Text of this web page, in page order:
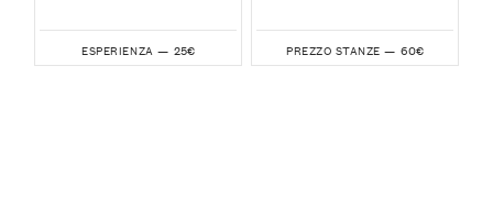
ESPERIENZA — 25€ PREZZO STANZE — 60€